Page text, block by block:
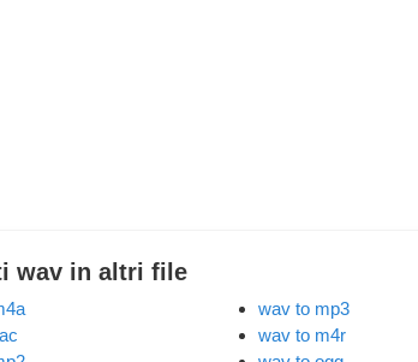
wav in altri file
wav to mp3
wav to m4r